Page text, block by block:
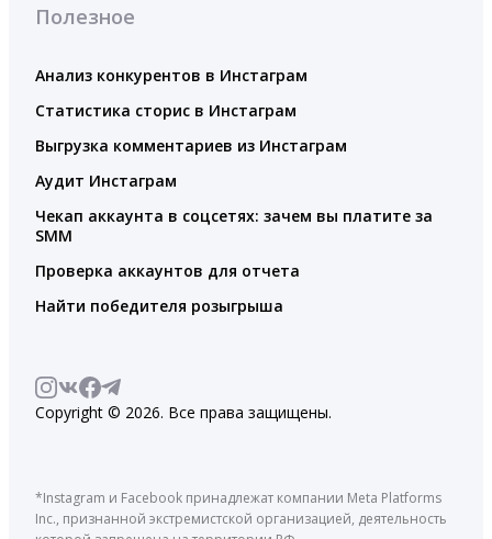
Полезное
Анализ конкурентов в Инстаграм
Статистика сторис в Инстаграм
Выгрузка комментариев из Инстаграм
Аудит Инстаграм
Чекап аккаунта в соцсетях: зачем вы платите за
SMM
Проверка аккаунтов для отчета
Найти победителя розыгрыша
Copyright © 2026. Все права защищены.
*Instagram и Facebook принадлежат компании Meta Platforms
Inc., признанной экстремистской организацией, деятельность